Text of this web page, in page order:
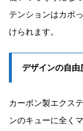
テンションはカポ
けられます。
デザインの自由
カーボン製エクス
ンのキューに全く